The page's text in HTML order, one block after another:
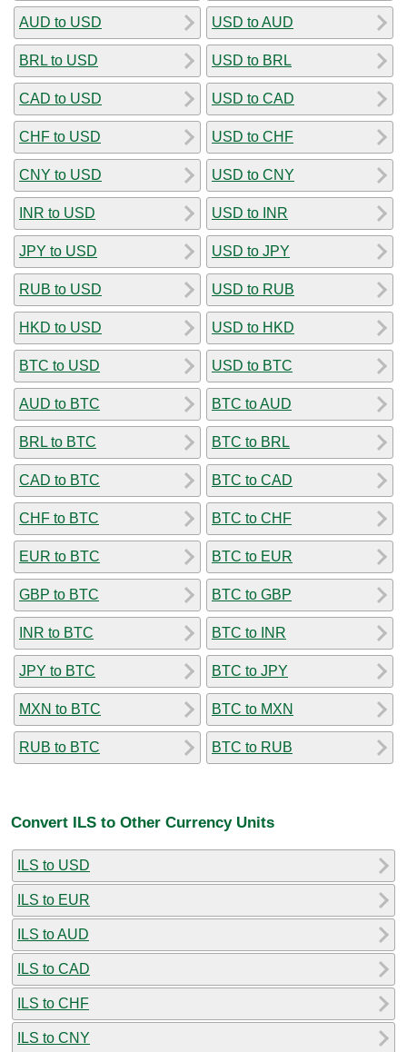
AUD to USD
BRL to USD
CAD to USD
CHF to USD
CNY to USD
INR to USD
JPY to USD
RUB to USD
HKD to USD
BTC to USD
AUD to BTC
BRL to BTC
CAD to BTC
CHF to BTC
EUR to BTC
GBP to BTC
INR to BTC
JPY to BTC
MXN to BTC
RUB to BTC
USD to AUD
USD to BRL
USD to CAD
USD to CHF
USD to CNY
USD to INR
USD to JPY
USD to RUB
USD to HKD
USD to BTC
BTC to AUD
BTC to BRL
BTC to CAD
BTC to CHF
BTC to EUR
BTC to GBP
BTC to INR
BTC to JPY
BTC to MXN
BTC to RUB
Convert ILS to Other Currency Units
ILS to USD
ILS to EUR
ILS to AUD
ILS to CAD
ILS to CHF
ILS to CNY